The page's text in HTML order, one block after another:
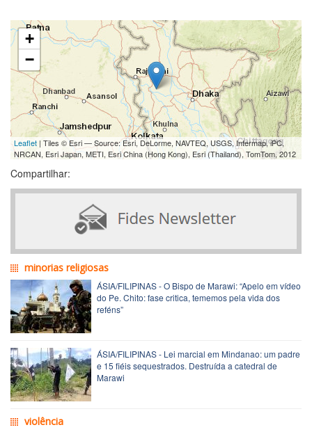
+
−
Leaflet | Tiles © Esri — Source: Esri, DeLorme, NAVTEQ, USGS, Intermap, iPC,
NRCAN, Esri Japan, METI, Esri China (Hong Kong), Esri (Thailand), TomTom, 2012
Compartilhar:
minorias religiosas
ÁSIA/FILIPINAS - O Bispo de Marawi: “Apelo em vídeo
do Pe. Chito: fase critica, tememos pela vida dos
reféns”
ÁSIA/FILIPINAS - Lei marcial em Mindanao: um padre
e 15 fiéis sequestrados. Destruída a catedral de
Marawi
violência